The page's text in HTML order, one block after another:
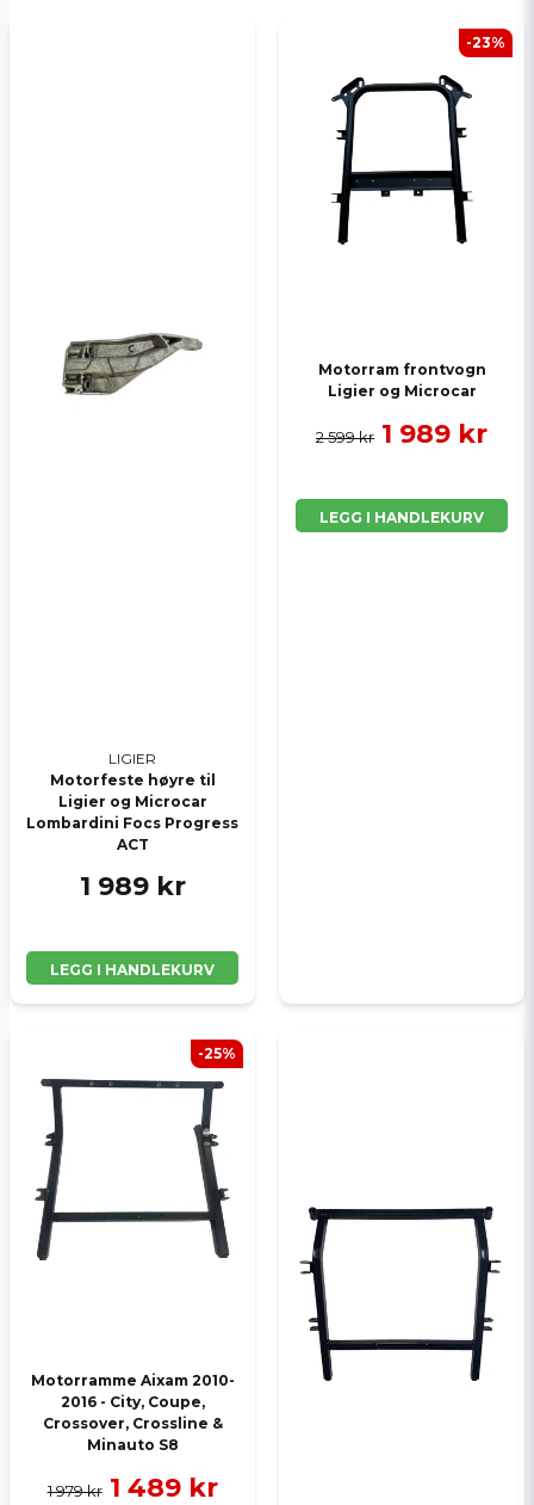
LIGIER
Motorfeste høyre til
Ligier og Microcar
Lombardini Focs Progress
ACT
1 989 kr
LEGG I HANDLEKURV
Motorram frontvogn
Ligier og Microcar
2 599 kr 1 989 kr
LEGG I HANDLEKURV
-23%
Motorramme Aixam 2010-
2016 - City, Coupe,
Crossover, Crossline &
Minauto S8
1 979 kr 1 489 kr
-25%